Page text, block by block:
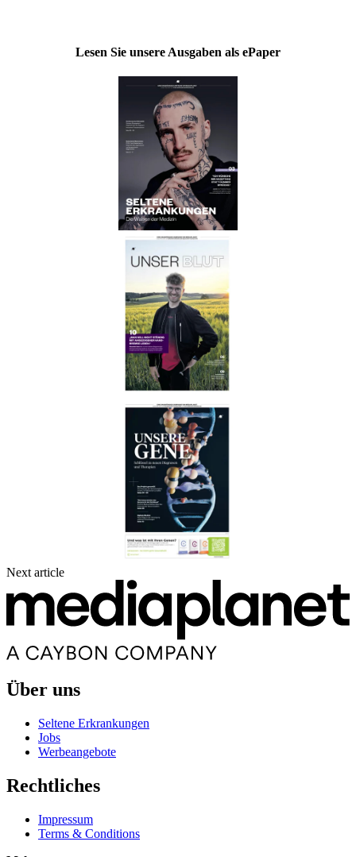
Lesen Sie unsere Ausgaben als ePaper
Next article
Über uns
Seltene Erkrankungen
Jobs
Werbeangebote
Rechtliches
Impressum
Terms & Conditions